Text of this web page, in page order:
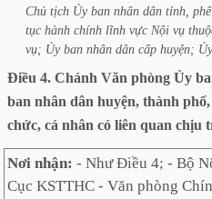
Chủ tịch Ủy ban nhân dân tỉnh, phê
tục hành chính lĩnh vực Nội vụ
vụ; Ủy ban nhân dân cấp huyện; Ủy
Điều 4. Chánh Văn phòng Ủy
ban nhân dân huyện, thành phố,
chức, cá nhân có liên quan chịu
Nơi nhận: - Như Điều 4; - Bộ
Cục KSTTHC - Văn phòng